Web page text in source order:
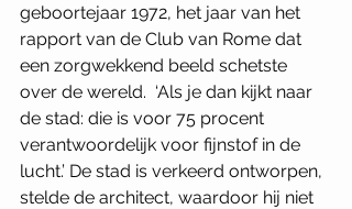
geboortejaar 1972, het jaar van het
rapport van de Club van Rome dat
een zorgwekkend beeld schetste
over de wereld.  ‘Als je dan kijkt naar
de stad: die is voor 75 procent
verantwoordelijk voor fijnstof in de
lucht.’ De stad is verkeerd ontworpen,
stelde de architect, waardoor hij niet